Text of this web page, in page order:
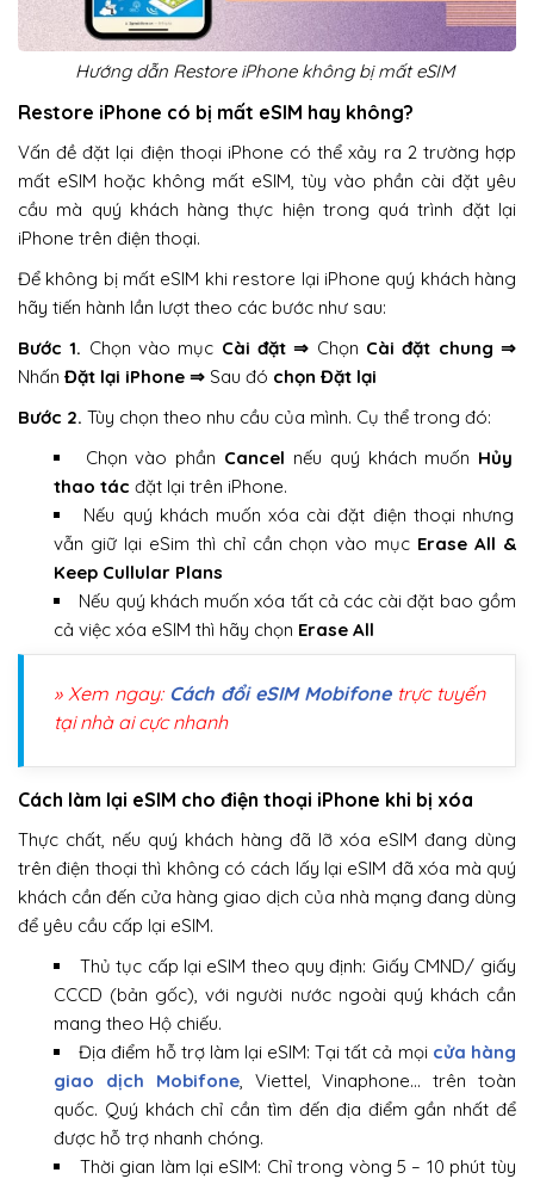
Hướng dẫn Restore iPhone không bị mất eSIM
Restore iPhone có bị mất eSIM hay không?
Vấn đề đặt lại điện thoại iPhone có thể xảy ra 2 trường hợp
mất eSIM hoặc không mất eSIM, tùy vào phần cài đặt yêu
cầu mà quý khách hàng thực hiện trong quá trình đặt lại
iPhone trên điện thoại.
Để không bị mất eSIM khi restore lại iPhone quý khách hàng
hãy tiến hành lần lượt theo các bước như sau:
Bước 1. Chọn vào mục Cài đặt ⇒ Chọn Cài đặt chung ⇒
Nhấn Đặt lại iPhone ⇒ Sau đó chọn Đặt lại
Bước 2. Tùy chọn theo nhu cầu của mình. Cụ thể trong đó:
Chọn vào phần Cancel nếu quý khách muốn Hủy
thao tác đặt lại trên iPhone.
Nếu quý khách muốn xóa cài đặt điện thoại nhưng
vẫn giữ lại eSim thì chỉ cần chọn vào mục Erase All &
Keep Cullular Plans
Nếu quý khách muốn xóa tất cả các cài đặt bao gồm
cả việc xóa eSIM thì hãy chọn Erase All
» Xem ngay: Cách đổi eSIM Mobifonetrực tuyến
tại nhà ai cực nhanh
Cách làm lại eSIM cho điện thoại iPhone khi bị xóa
Thực chất, nếu quý khách hàng đã lỡ xóa eSIM đang dùng
trên điện thoại thì không có cách lấy lại eSIM đã xóa mà quý
khách cần đến cửa hàng giao dịch của nhà mạng đang dùng
để yêu cầu cấp lại eSIM.
Thủ tục cấp lại eSIM theo quy định: Giấy CMND/ giấy
CCCD (bản gốc), với người nước ngoài quý khách cần
mang theo Hộ chiếu.
Địa điểm hỗ trợ làm lại eSIM: Tại tất cả mọi cửa hàng
giao dịch Mobifone, Viettel, Vinaphone… trên toàn
quốc. Quý khách chỉ cần tìm đến địa điểm gần nhất để
được hỗ trợ nhanh chóng.
Thời gian làm lại eSIM: Chỉ trong vòng 5 – 10 phút tùy